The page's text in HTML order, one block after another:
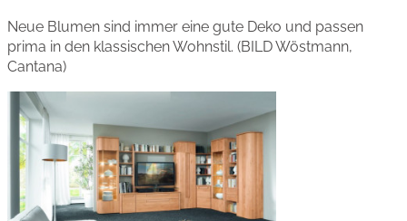
Neue Blumen sind immer eine gute Deko und passen
prima in den klassischen Wohnstil. (BILD Wöstmann,
Cantana)